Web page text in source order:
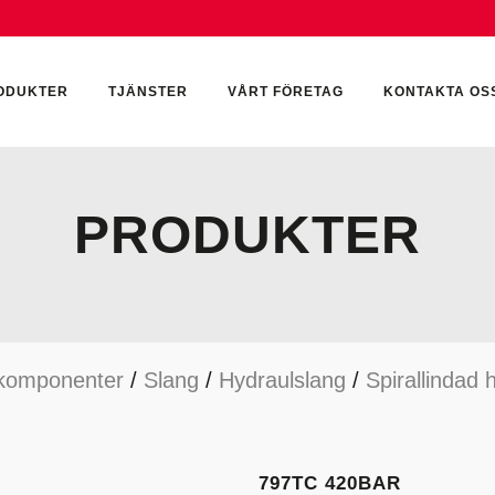
HYDRAULMOTORER
TJÄNSTER VÅRT FÖRETAG KONTAKTA
PRODUKTER
/ Slang / Hydraulslang / Spirallindad
797TC 420BAR